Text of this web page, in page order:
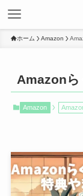
ホーム Amazon
Amazonら
Amazon